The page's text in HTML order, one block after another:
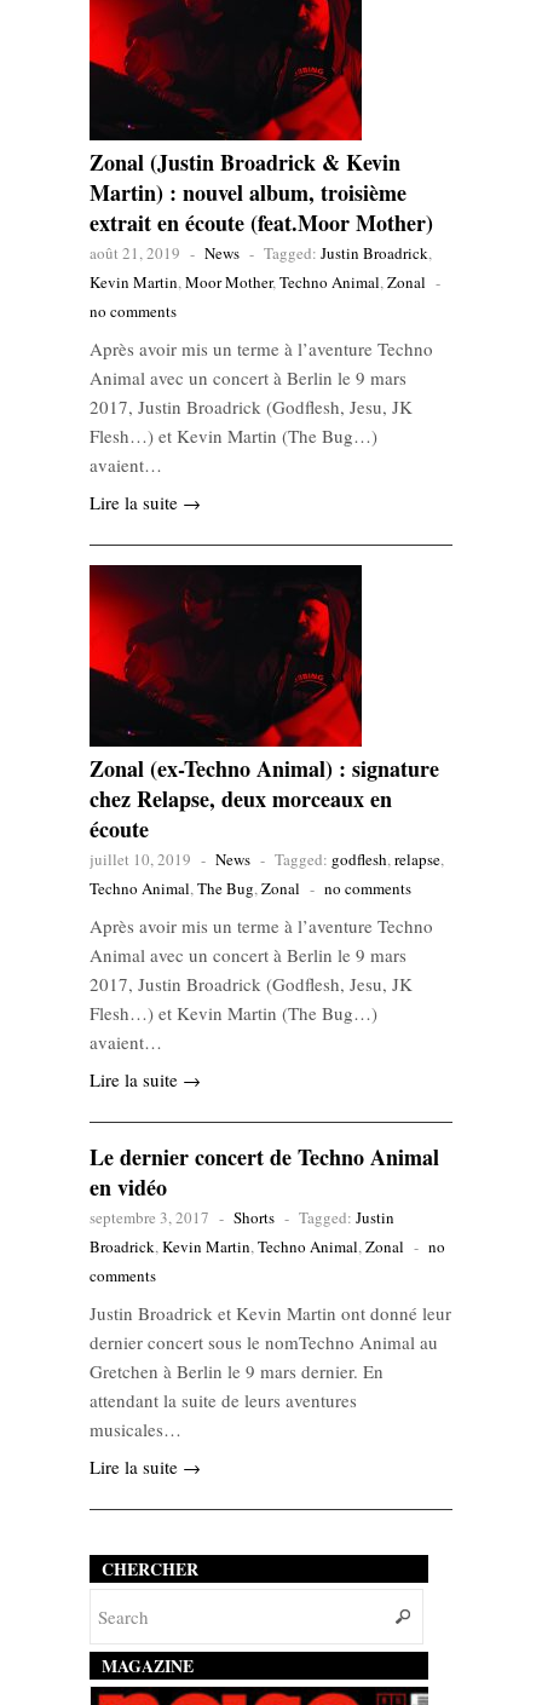
Zonal (Justin Broadrick & Kevin
Martin) : nouvel album, troisième
extrait en écoute (feat.Moor Mother)
août 21, 2019 - News - Tagged: Justin Broadrick,
Kevin Martin,Moor Mother,Techno Animal,Zonal -
no comments
Après avoir mis un terme à l’aventure Techno
Animal avec un concert à Berlin le 9 mars
2017, Justin Broadrick (Godflesh, Jesu, JK
Flesh…) et Kevin Martin (The Bug…)
avaient…
Lire la suite →
Zonal (ex-Techno Animal) : signature
chez Relapse, deux morceaux en
écoute
juillet 10, 2019 - News - Tagged: godflesh,relapse,
Techno Animal,The Bug,Zonal - no comments
Après avoir mis un terme à l’aventure Techno
Animal avec un concert à Berlin le 9 mars
2017, Justin Broadrick (Godflesh, Jesu, JK
Flesh…) et Kevin Martin (The Bug…)
avaient…
Lire la suite →
Le dernier concert de Techno Animal
en vidéo
septembre 3, 2017 - Shorts - Tagged: Justin
Broadrick,Kevin Martin,Techno Animal,Zonal - no
comments
Justin Broadrick et Kevin Martin ont donné leur
dernier concert sous le nomTechno Animal au
Gretchen à Berlin le 9 mars dernier. En
attendant la suite de leurs aventures
musicales…
Lire la suite →
CHERCHER
MAGAZINE